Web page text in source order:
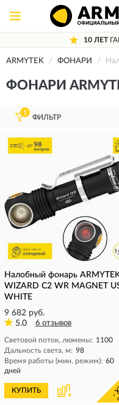
10 ЛЕТ
ARMYTEK ФОНАРИ
ФОНАРИ
1
ФИЛЬТР
Налобный фонарь
WIZARD C2 WR MAGNET
WHITE
9 682 руб.
5.0
6 отзывов
Световой поток, люмены: 1100
Дальность света, м: 98
Время работы (мин. режим): 60
дней
КУПИТЬ -